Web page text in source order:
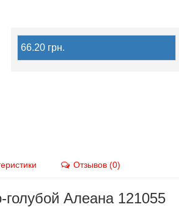
66.20 грн.
Отзывов (0)
голубой Алеана 121055